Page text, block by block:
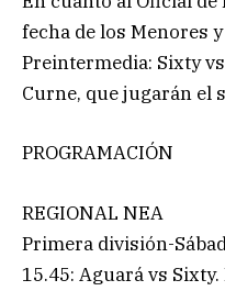
fecha de los Menores
Preintermedia: Sixty
Curne, que jugarán el
PROGRAMACIÓN
REGIONAL NEA
Primera división-
15.45: Aguará vs